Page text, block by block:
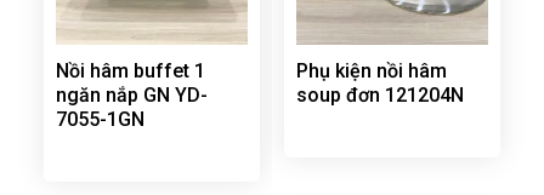
Nồi hâm buffet 1
ngăn nắp GN YD-
7055-1GN
Phụ kiện nồi hâm
soup đơn 121204N